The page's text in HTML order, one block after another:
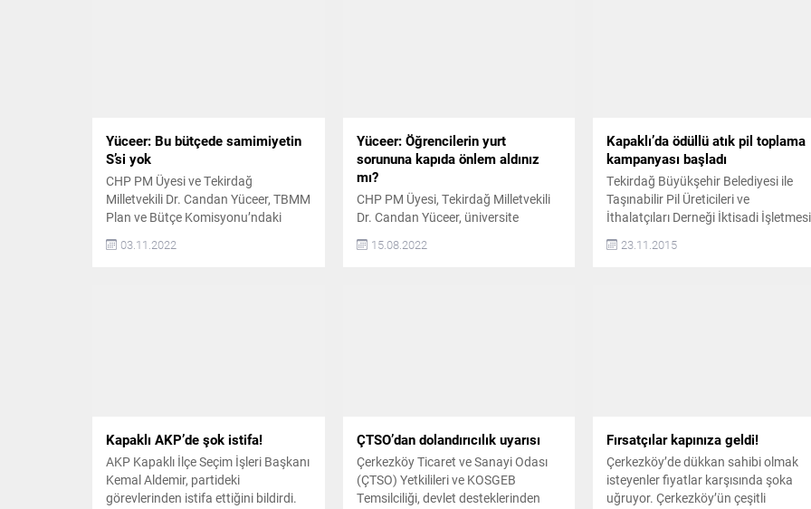
Yüceer: Bu bütçede samimiyetin
S’si yok
CHP PM Üyesi ve Tekirdağ
Milletvekili Dr. Candan Yüceer, TBMM
Plan ve Bütçe Komisyonu’ndaki
konuşmasında “Ağzını açan,
kadınların tercihine, yaşamına,
03.11.2022
Yüceer: Öğrencilerin yurt
sorununa kapıda önlem aldınız
mı?
CHP PM Üyesi, Tekirdağ Milletvekili
Dr. Candan Yüceer, üniversite
öğrencilerinin barınma sorununu
TBMM gündemine taşıdı. Dr. Yüceer,
15.08.2022
Kapaklı’da ödüllü atık pil toplama
kampanyası başladı
Tekirdağ Büyükşehir Belediyesi ile
Taşınabilir Pil Üreticileri ve
İthalatçıları Derneği İktisadi İşletmesi
(TAP) işbirliğiyle, atık pillerin
toplanması, eğitim ve bilinçlendirme
23.11.2015
Kapaklı AKP’de şok istifa!
AKP Kapaklı İlçe Seçim İşleri Başkanı
Kemal Aldemir, partideki
görevlerinden istifa ettiğini bildirdi.
ÇTSO’dan dolandırıcılık uyarısı
Çerkezköy Ticaret ve Sanayi Odası
(ÇTSO) Yetkilileri ve KOSGEB
Temsilciliği, devlet desteklerinden
Fırsatçılar kapınıza geldi!
Çerkezköy’de dükkan sahibi olmak
isteyenler fiyatlar karşısında şoka
uğruyor. Çerkezköy’ün çeşitli